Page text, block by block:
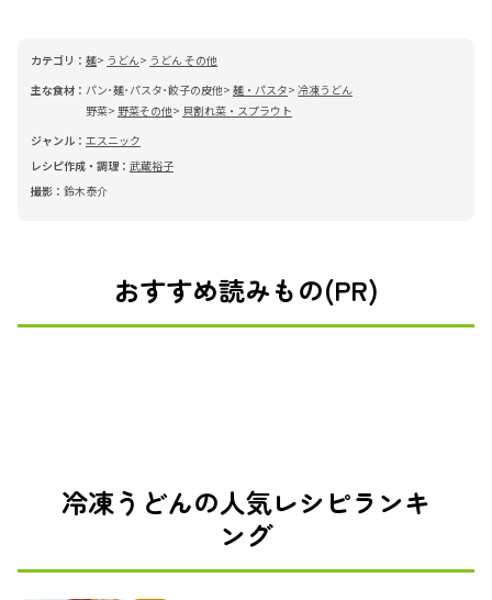
カテゴリ： 麺 うどん
うどん その他
主な食材： パン･麺･パスタ･餃子の皮他 麺・パスタ
冷凍うどん
野菜
野菜その他
貝割れ菜・スプラウト
ジャンル： エスニック
レシピ作成・調理： 武蔵裕子
撮影： 鈴木泰介
おすすめ読みもの(PR)
冷凍うどんの人気レシピランキ
ング